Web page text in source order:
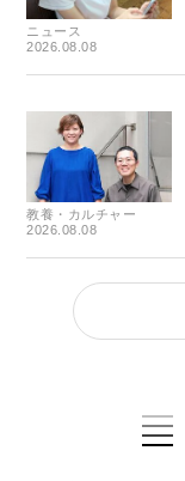
ニュース
2026.08.08
教養・カルチャー
2026.08.08